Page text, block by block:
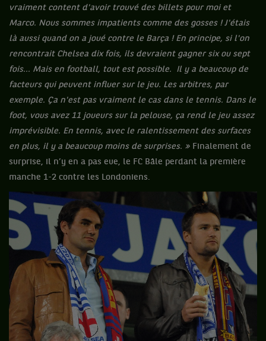
vraiment content d'avoir trouvé des billets pour moi et
Marco. Nous sommes impatients comme des gosses ! J'étais
là aussi quand on a joué contre le Barça ! En principe, si l'on
rencontrait Chelsea dix fois, ils devraient gagner six ou sept
fois... Mais en football, tout est possible. Il y a beaucoup de
facteurs qui peuvent influer sur le jeu. Les arbitres, par
exemple. Ça n'est pas vraiment le cas dans le tennis. Dans le
foot, vous avez 11 joueurs sur la pelouse, ça rend le jeu assez
imprévisible. En tennis, avec le ralentissement des surfaces
en plus, il y a beaucoup moins de surprises. » Finalement de
surprise, il n’y en a pas eue, le FC Bâle perdant la première
manche 1-2 contre les Londoniens.